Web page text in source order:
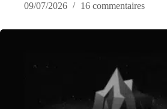
09/07/2026
16 commentaires